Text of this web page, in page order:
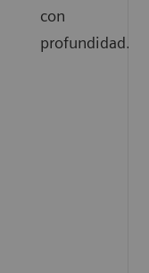
con
profundidad.